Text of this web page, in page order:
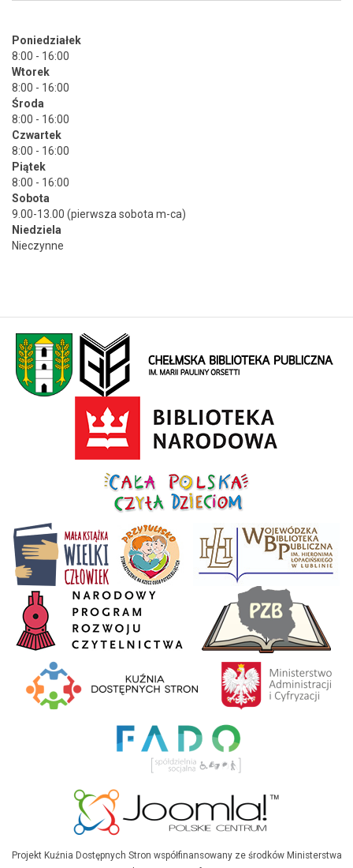
Poniedziałek
8:00 - 16:00
Wtorek
8:00 - 16:00
Środa
8:00 - 16:00
Czwartek
8:00 - 16:00
Piątek
8:00 - 16:00
Sobota
9.00-13.00 (pierwsza sobota m-ca)
Niedziela
Nieczynne
Projekt Kuźnia Dostępnych Stron współfinansowany ze środków Ministerstwa